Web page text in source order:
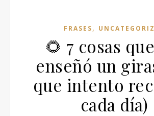
FRASES,
🌻 7 cosas
enseñó un
que intento
cada día)